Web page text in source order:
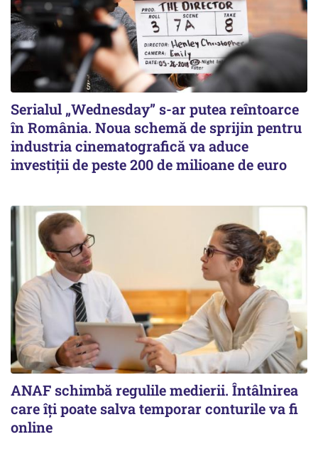
Serialul „Wednesday” s-ar putea reîntoarce
în România. Noua schemă de sprijin pentru
industria cinematografică va aduce
investiții de peste 200 de milioane de euro
ANAF schimbă regulile medierii. Întâlnirea
care îți poate salva temporar conturile va fi
online